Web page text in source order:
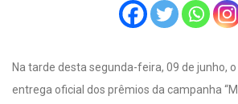
Na tarde desta segunda-feira, 09 de junho,
entrega oficial dos prêmios da campanha